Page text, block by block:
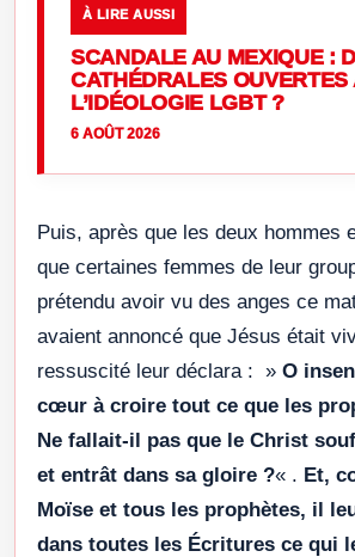
À LIRE AUSSI
SCANDALE AU MEXIQUE :
CATHÉDRALES OUVERTES
L’IDÉOLOGIE LGBT ?
6 AOÛT 2026
Puis, après que les deux hommes
que certaines femmes de leur
prétendu avoir vu des anges ce
avaient annoncé que Jésus était
ressuscité leur déclara : » O
cœur à croire tout ce que les
Ne fallait-il pas que le Christ
et entrât dans sa gloire ?« . Et,
Moïse et tous les prophètes, il
dans toutes les Écritures ce qui